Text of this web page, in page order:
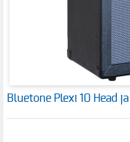
Bluetone Plexi 10 Head